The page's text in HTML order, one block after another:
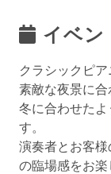
イベン
クラシックピ
素敵な夜景に合
冬に合わせた
す。
演奏者とお客
の臨場感をお